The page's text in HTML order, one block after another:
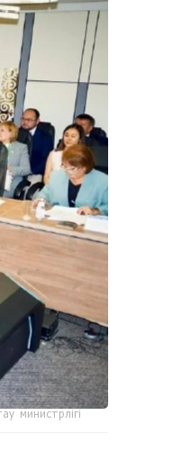
министрлігі